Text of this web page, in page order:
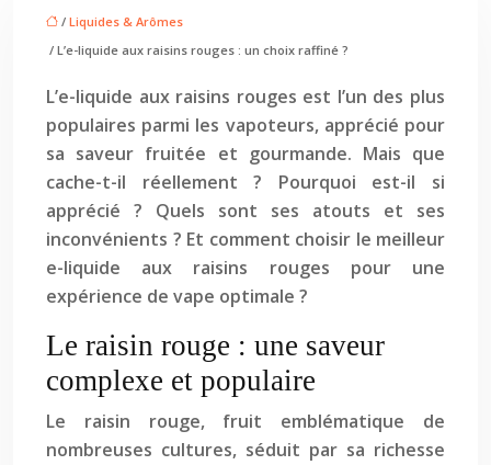
/ Liquides & Arômes
/ L’e-liquide aux raisins rouges : un choix raffiné ?
L’e-liquide aux raisins rouges est l’un des plus
populaires parmi les vapoteurs, apprécié pour
sa saveur fruitée et gourmande. Mais que
cache-t-il réellement ? Pourquoi est-il si
apprécié ? Quels sont ses atouts et ses
inconvénients ? Et comment choisir le meilleur
e-liquide aux raisins rouges pour une
expérience de vape optimale ?
Le raisin rouge : une saveur
complexe et populaire
Le raisin rouge, fruit emblématique de
nombreuses cultures, séduit par sa richesse